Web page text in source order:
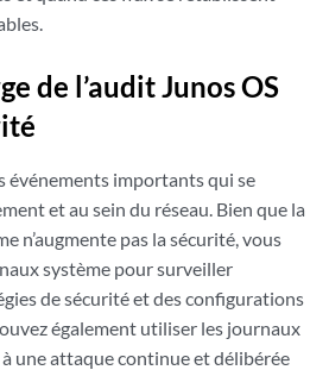
de l’audit Junos OS
événements importants qui se
et au sein du réseau. Bien que la
n’augmente pas la sécurité, vous
système pour surveiller
de sécurité et des configurations
également utiliser les journaux
une attaque continue et délibérée